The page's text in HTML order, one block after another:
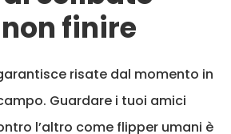
finire
risate dal momento in
Guardare i tuoi amici
l’altro come flipper umani è